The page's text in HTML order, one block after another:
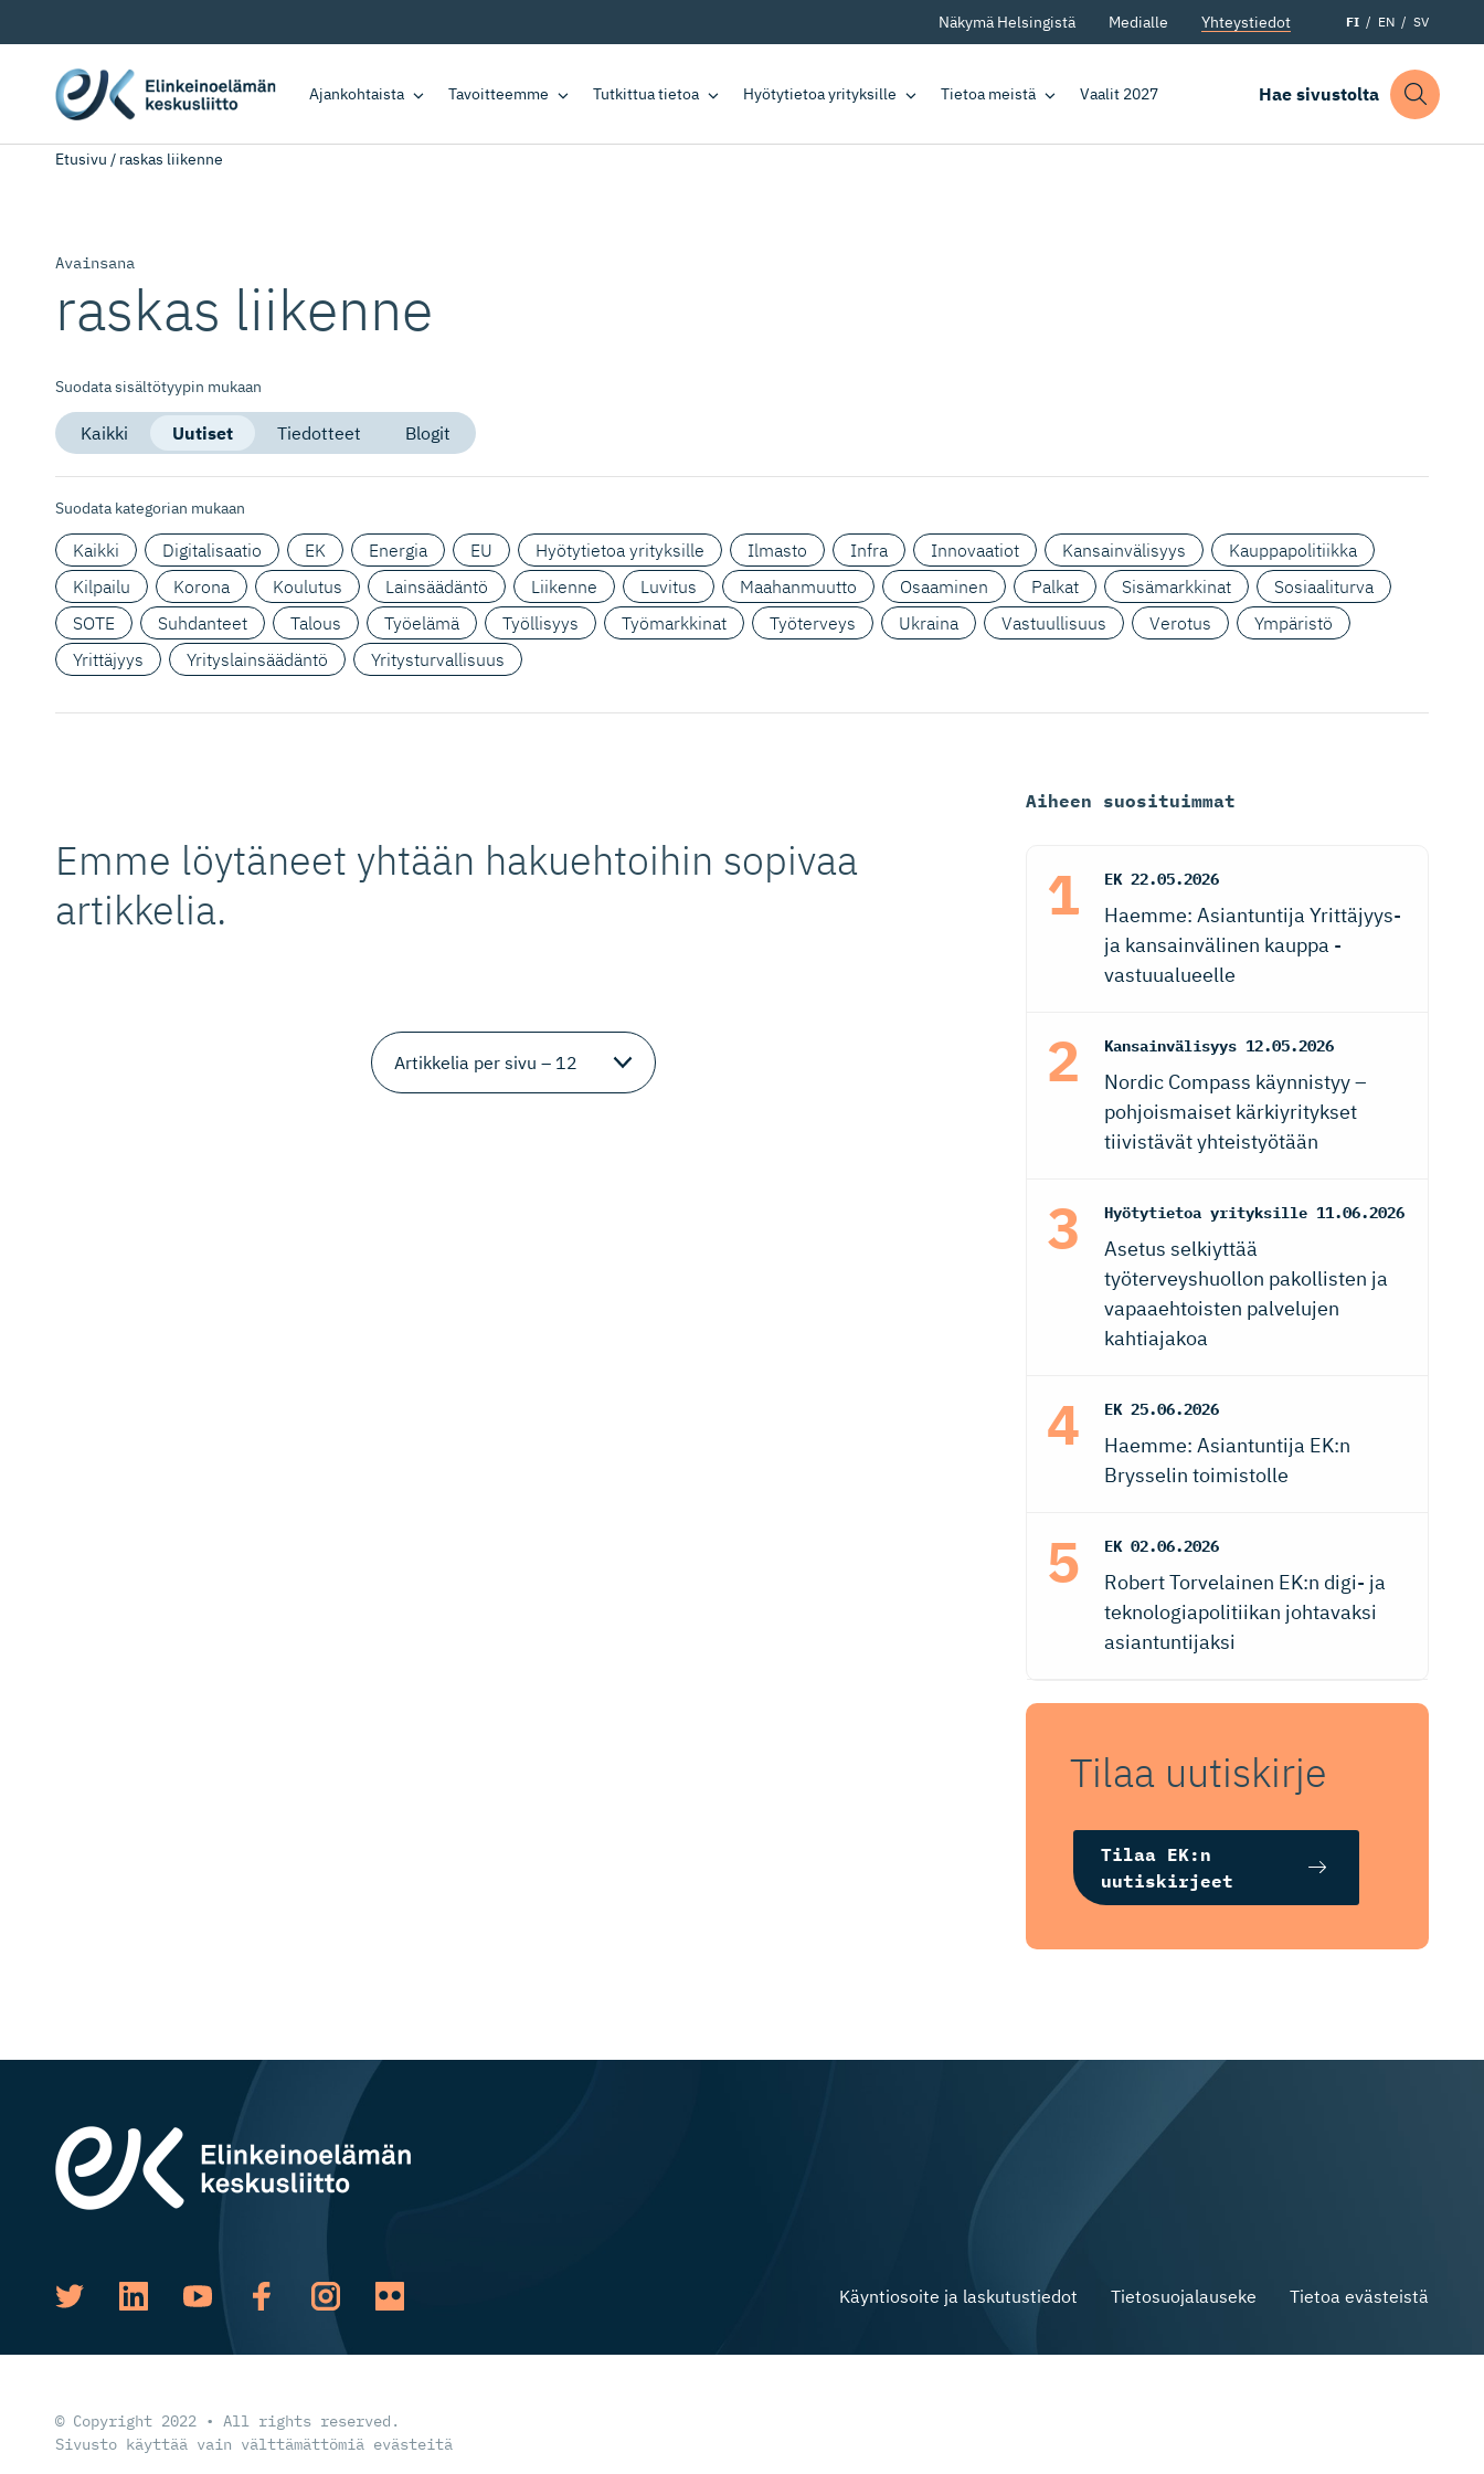
Näkymä Helsingistä Medialle Yhteystiedot FI EN SV
Ajankohtaista Tavoitteemme Tutkittua tietoa Hyötytietoa yrityksille Tietoa meistä Vaalit 2027 Hae sivustolta
Etusivu / raskas liikenne
Avainsana
raskas liikenne
Suodata sisältötyypin mukaan
Kaikki Uutiset Tiedotteet Blogit
Suodata kategorian mukaan
Kaikki Digitalisaatio EK Energia EU Hyötytietoa yrityksille Ilmasto Infra Innovaatiot Kansainvälisyys
Kauppapolitiikka
Kilpailu
Korona Koulutus Lainsäädäntö Liikenne Luvitus Maahanmuutto Osaaminen Palkat Sisämarkkinat
Sosiaaliturva
SOTE
Suhdanteet Talous Työelämä Työllisyys Työmarkkinat Työterveys Ukraina Vastuullisuus Verotus
Ympäristö
Yrittäjyys
Yrityslainsäädäntö Yritysturvallisuus
Emme löytäneet yhtään hakuehtoihin sopivaa
artikkelia.
Aiheen suosituimmat
EK 22.05.2026
Haemme: Asiantuntija Yrittäjyys-
ja kansainvälinen kauppa -
vastuualueelle
Kansainvälisyys 12.05.2026
Nordic Compass käynnistyy –
pohjoismaiset kärkiyritykset
tiivistävät yhteistyötään
Hyötytietoa yrityksille 11.06.2026
Asetus selkiyttää
työterveyshuollon pakollisten ja
vapaaehtoisten palvelujen
kahtiajakoa
EK 25.06.2026
Haemme: Asiantuntija EK:n
Brysselin toimistolle
EK 02.06.2026
Robert Torvelainen EK:n digi- ja
teknologiapolitiikan johtavaksi
asiantuntijaksi
Tilaa uutiskirje
Tilaa EK:n
uutiskirjeet
Käyntiosoite ja laskutustiedot Tietosuojalauseke Tietoa evästeistä
© Copyright 2022 • All rights reserved.
Sivusto käyttää vain välttämättömiä evästeitä